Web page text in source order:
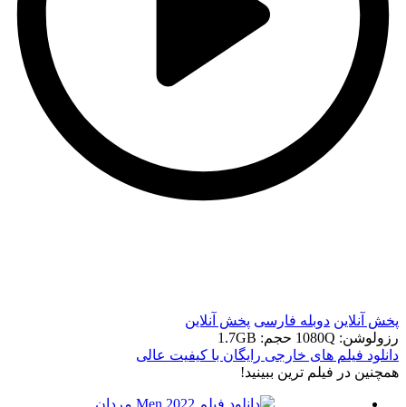
پخش آنلاین دوبله فارسی پخش آنلاین
رزولوشن: 1080Q
حجم: 1.7GB
دانلود فیلم های خارجی رایگان با کیفیت عالی
همچنين در فيلم ترين ببينيد!